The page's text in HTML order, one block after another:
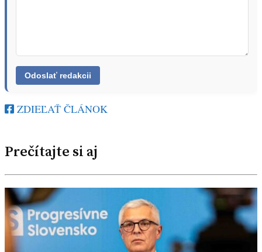
ZDIEĽAŤ ČLÁNOK
Prečítajte si aj